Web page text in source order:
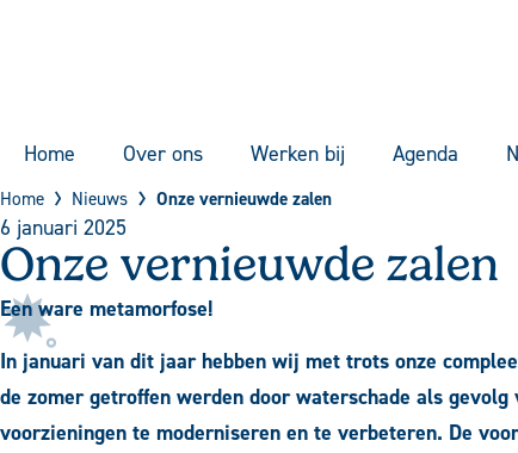
Home Over ons Werken bij Agenda
Home Nieuws Onze vernieuwde zalen
6 januari 2025
Onze vernieuwde zalen
Een ware metamorfose!
In januari van dit jaar hebben wij met trots onze
de zomer getroffen werden door waterschade als
voorzieningen te moderniseren en te verbeteren. De